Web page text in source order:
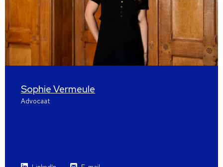
Sophie Vermeule
Advocaat